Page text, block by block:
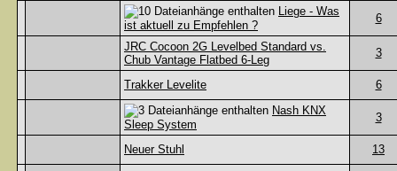
Liege - Was
ist aktuell zu Empfehlen ?
6
JRC Cocoon 2G Levelbed Standard vs.
Chub Vantage Flatbed 6-Leg
3
Trakker Levelite
6
Nash KNX
Sleep System
3
Neuer Stuhl 13